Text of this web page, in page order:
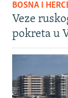
BOSNA I
Veze
pokreta u